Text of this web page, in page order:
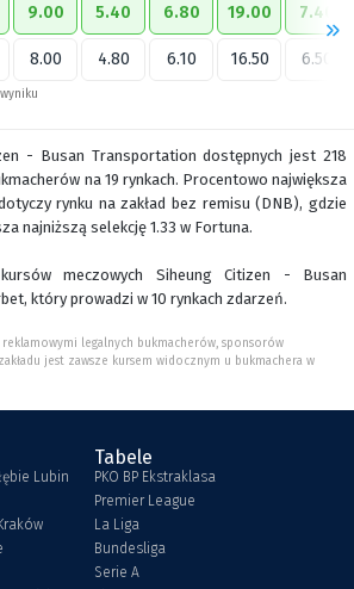
9.00 5.40 6.80 19.00 7.40
8.00 4.80 6.10 16.50 6.50
- Busan Transportation dostępnych jest 218
na 19 rynkach. Procentowo największa
rynku na zakład bez remisu (DNB), gdzie
najniższą selekcję 1.33 w Fortuna.
kursów meczowych Siheung Citizen - Busan
który prowadzi w 10 rynkach zdarzeń.
legalnych bukmacherów, sponsorów
jest zawsze kursem widocznym u bukmachera w
Lubin
Tabele
PKO BP Ekstraklasa
Premier League
La Liga
Bundesliga
Serie A